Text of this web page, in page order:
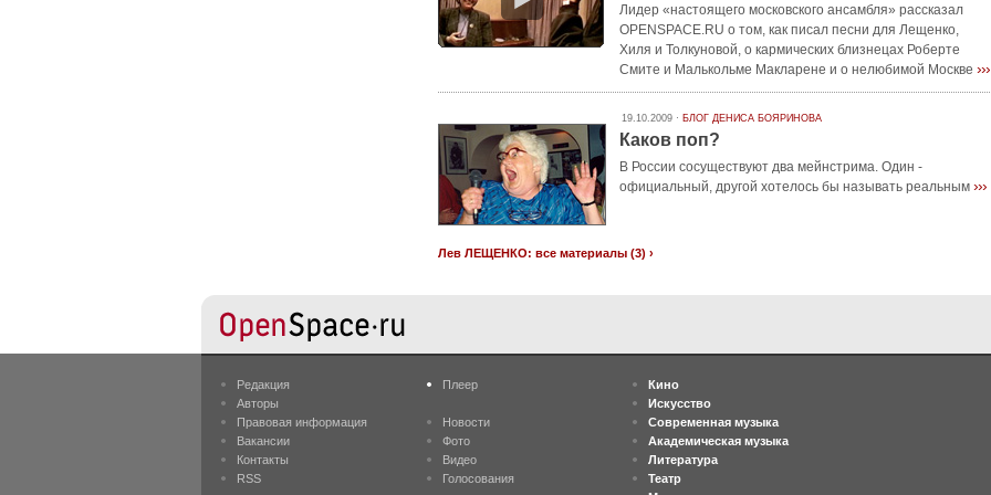
Лидер «настоящего московского ансамбля» рассказал
OPENSPACE.RU о том, как писал песни для Лещенко,
Хиля и Толкуновой, о кармических близнецах Роберте
Смите и Малькольме Макларене и о нелюбимой Москве ›››
19.10.2009 · БЛОГ ДЕНИСА БОЯРИНОВА
Каков поп?
В России сосуществуют два мейнстрима. Один -
официальный, другой хотелось бы называть реальным ›››
Лев ЛЕЩЕНКО: все материалы (3) ›
Редакция
Авторы
Правовая информация
Вакансии
Контакты
RSS
Плеер
Новости
Фото
Видео
Голосования
Кино
Искусство
Современная музыка
Академическая музыка
Литература
Театр